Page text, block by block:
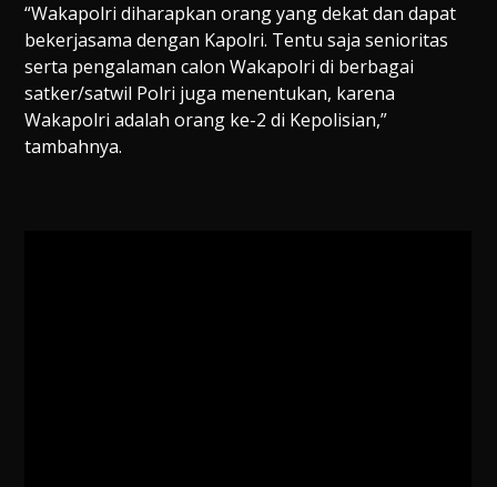
“Wakapolri diharapkan orang yang dekat dan dapat
bekerjasama dengan Kapolri. Tentu saja senioritas
serta pengalaman calon Wakapolri di berbagai
satker/satwil Polri juga menentukan, karena
Wakapolri adalah orang ke-2 di Kepolisian,”
tambahnya.